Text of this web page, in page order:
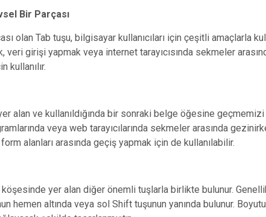
Bir Parçası
olan Tab tuşu, bilgisayar kullanıcıları için çeşitli amaçlarla
veri girişi yapmak veya internet tarayıcısında sekmeler
kullanılır.
alan ve kullanıldığında bir sonraki belge öğesine
veya web tarayıcılarında sekmeler arasında
alanları arasında geçiş yapmak için de kullanılabilir.
yer alan diğer önemli tuşlarla birlikte bulunur.
hemen altında veya sol Shift tuşunun yanında bulunur. Boyutu